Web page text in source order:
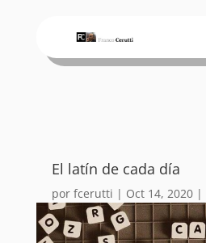
El latín de cada día
porfcerutti | Oct 14, 2020 |